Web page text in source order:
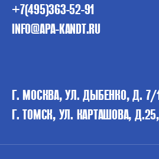
+7(495)363-52-91
INFO@APA-KANDT.RU
Г. МОСКВА, УЛ. ДЫБЕНКО, Д. 7/
Г. ТОМСК, УЛ. КАРТАШОВА,